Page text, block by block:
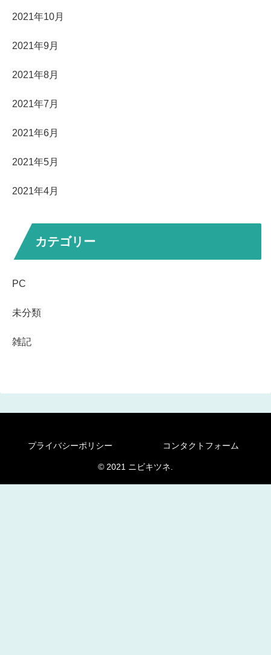
2021年10月
2021年9月
2021年8月
2021年7月
2021年6月
2021年5月
2021年4月
カテゴリー
PC
未分類
雑記
プライバシーポリシー コンタクトフォーム
© 2021 ニビキツネ.